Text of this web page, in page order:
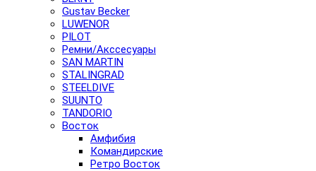
Gustav Becker
LUWENOR
PILOT
Pемни/Акссесуары
SAN MARTIN
STALINGRAD
STEELDIVE
SUUNTO
TANDORIO
Восток
Амфибия
Командирские
Ретро Восток